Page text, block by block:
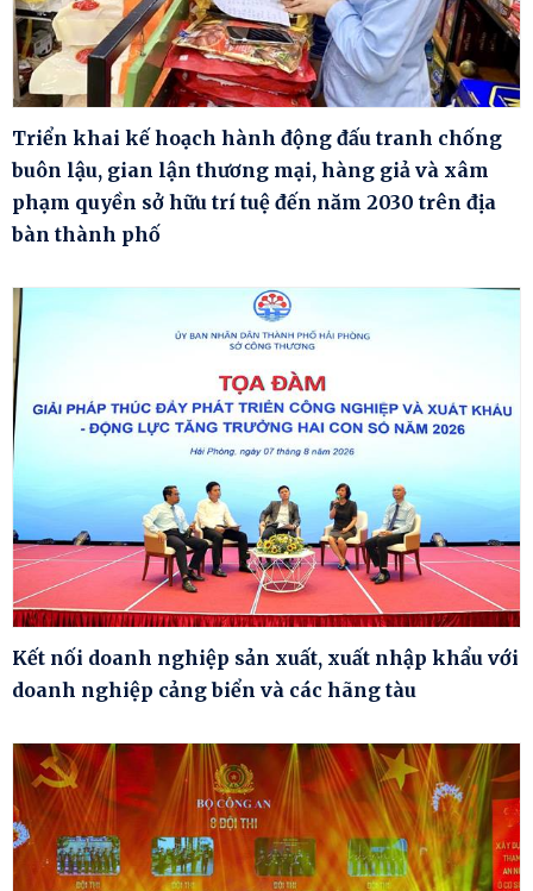
Triển khai kế hoạch hành động đấu tranh chống
buôn lậu, gian lận thương mại, hàng giả và xâm
phạm quyền sở hữu trí tuệ đến năm 2030 trên địa
bàn thành phố
Kết nối doanh nghiệp sản xuất, xuất nhập khẩu với
doanh nghiệp cảng biển và các hãng tàu